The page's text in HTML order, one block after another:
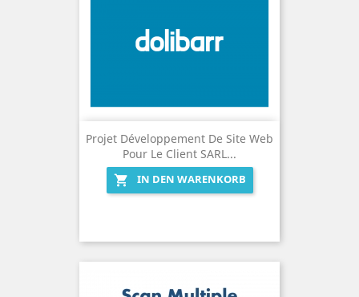
Projet Développement De Site Web
Pour Le Client SARL...

IN DEN WARENKORB